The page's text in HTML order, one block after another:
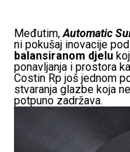
Međutim,Automatic
ni pokušaj inovacije
balansiranom djelu
ponavljanja i prostora
Costin Rp još jednom
stvaranja glazbe koja
potpuno zadržava.